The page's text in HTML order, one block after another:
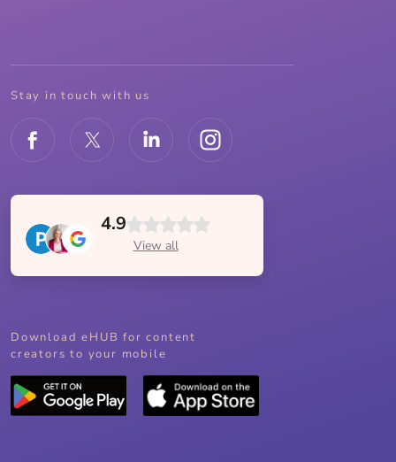
Stay in touch with us
4.9
View all
Download eHUB for content
creators to your mobile